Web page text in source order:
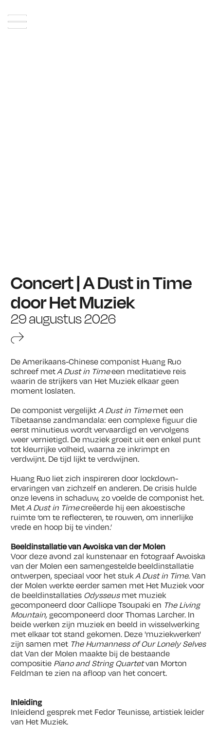
Concert | A Dust in Time
door Het Muziek
29 augustus 2026
De Amerikaans-Chinese componist Huang Ruo
schreef metA Dust in Timeeen meditatieve reis
waarin de strijkers van Het Muziek elkaar geen
moment loslaten.
De componist vergelijkt A Dust in Timemet een
Tibetaanse zandmandala: een complexe figuur die
eerst minutieus wordt vervaardigd en vervolgens
weer vernietigd. De muziek groeit uit een enkel punt
tot kleurrijke volheid, waarna ze inkrimpt en
verdwijnt. De tijd lijkt te verdwijnen.
Huang Ruo liet zich inspireren door lockdown-
ervaringen van zichzelf en anderen. De crisis hulde
onze levens in schaduw, zo voelde de componist het.
MetA Dust in Timecreëerde hij een akoestische
ruimte ‘om te reflecteren, te rouwen, om innerlijke
vrede en hoop bij te vinden.’
Beeldinstallatie van Awoiska van der Molen
Voor deze avond zal kunstenaar en fotograaf Awoiska
van der Molen een samengestelde beeldinstallatie
ontwerpen, speciaal voor het stuk A Dust in Time. Van
der Molen werkte eerder samen met Het Muziek voor
de beeldinstallaties Odysseusmet muziek
gecomponeerd door Calliope Tsoupaki en The Living
Mountain,gecomponeerd door Thomas Larcher. In
beide werken zijn muziek en beeld in wisselwerking
met elkaar tot stand gekomen. Deze 'muziekwerken'
zijn samen met The Humanness of Our Lonely Selves
dat Van der Molen maakte bij de bestaande
compositie Piano and String Quartetvan Morton
Feldman te zien na afloop van het concert.
Inleiding
Inleidend gesprek met Fedor Teunisse, artistiek leider
van Het Muziek.